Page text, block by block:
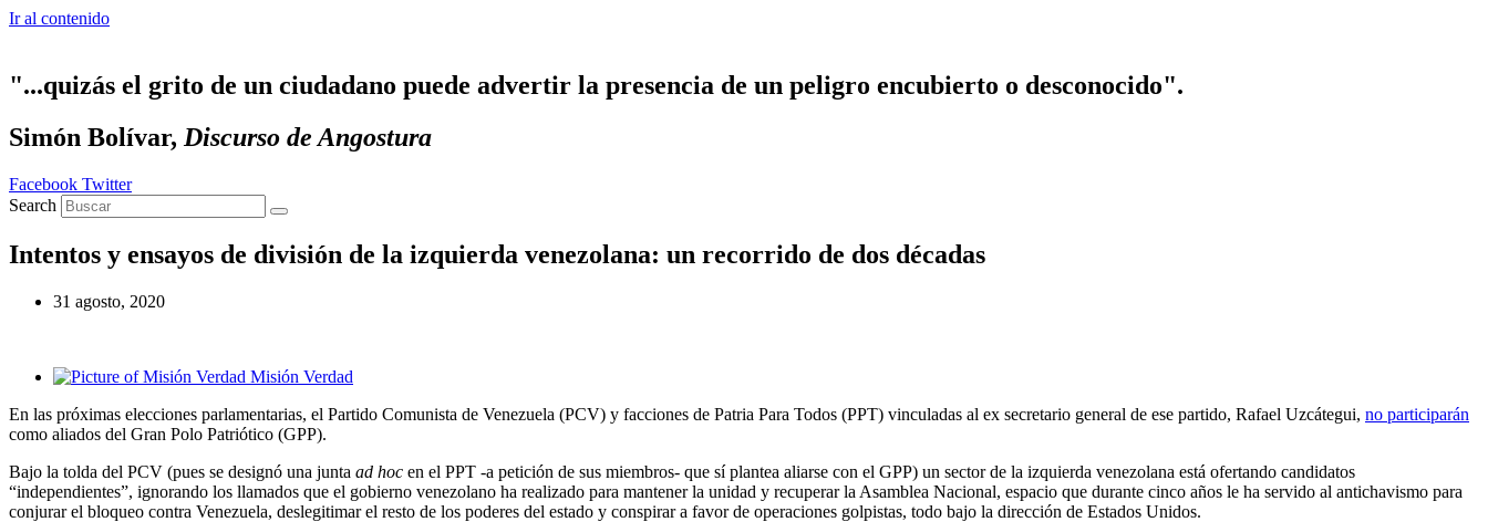
Ir al contenido
"...quizás el grito de un ciudadano puede advertir la presencia de un peligro encubierto o desconocido".
Simón Bolívar, Discurso de Angostura
Facebook Twitter
Search
Intentos y ensayos de división de la izquierda venezolana: un recorrido de dos décadas
31 agosto, 2020
Misión Verdad
En las próximas elecciones parlamentarias, el Partido Comunista de Venezuela (PCV) y facciones de Patria Para Todos (PPT) vinculadas al ex secretario general de ese partido, Rafael Uzcátegui, no participarán
como aliados del Gran Polo Patriótico (GPP).
Bajo la tolda del PCV (pues se designó una junta ad hoc en el PPT -a petición de sus miembros- que sí plantea aliarse con el GPP) un sector de la izquierda venezolana está ofertando candidatos
“independientes”, ignorando los llamados que el gobierno venezolano ha realizado para mantener la unidad y recuperar la Asamblea Nacional, espacio que durante cinco años le ha servido al antichavismo para
conjurar el bloqueo contra Venezuela, deslegitimar el resto de los poderes del estado y conspirar a favor de operaciones golpistas, todo bajo la dirección de Estados Unidos.